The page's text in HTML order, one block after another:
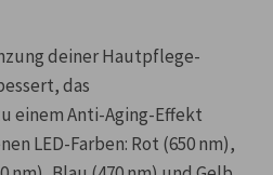
deiner Hautpflege-
das
einem Anti-Aging-Effekt
LED-Farben: Rot (650 nm),